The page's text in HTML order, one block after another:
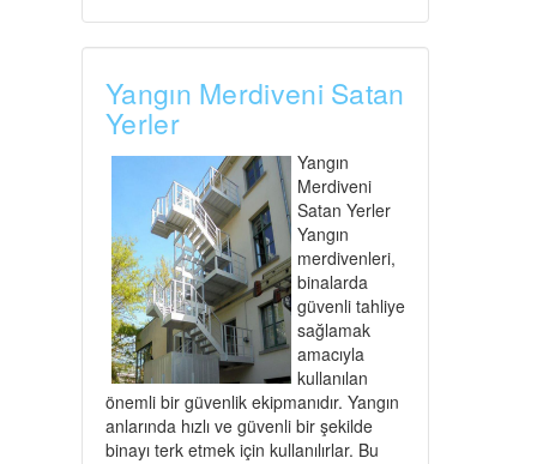
Yangın Merdiveni Satan
Yerler
Yangın
Merdiveni
Satan Yerler
Yangın
merdivenleri,
binalarda
güvenli tahliye
sağlamak
amacıyla
kullanılan
önemli bir güvenlik ekipmanıdır. Yangın
anlarında hızlı ve güvenli bir şekilde
binayı terk etmek için kullanılırlar. Bu